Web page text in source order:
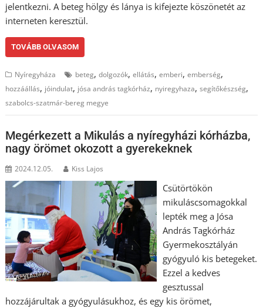
jelentkezni. A beteg hölgy és lánya is kifejezte köszönetét az
interneten keresztül.
TOVÁBB OLVASOM
Nyíregyháza beteg,dolgozók,ellátás,emberi,emberség,
hozzáállás, jóindulat, jósa andrás tagkórház, nyiregyhaza,segítőkészség,
szabolcs-szatmár-bereg megye
Megérkezett a Mikulás a nyíregyházi kórházba,
nagy örömet okozott a gyerekeknek
2024.12.05. Kiss Lajos
Csütörtökön
mikuláscsomagokkal
lepték meg a Jósa
András Tagkórház
Gyermekosztályán
gyógyuló kis betegeket.
Ezzel a kedves
gesztussal
hozzájárultak a gyógyulásukhoz, és egy kis örömet,